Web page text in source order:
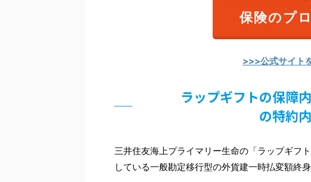
保険のプ
>>>公式サイト
ラップギフトの保障
の特約
三井住友海上プライマリー生命の「ラップギフ
している一般勘定移行型の外貨建一時払変額終身